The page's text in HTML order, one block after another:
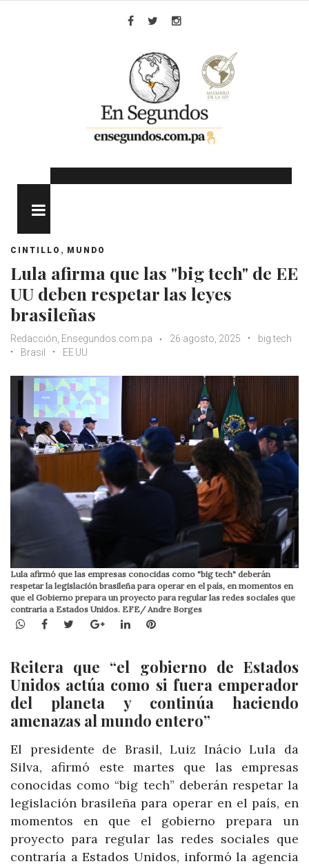
CINTILLO , MUNDO
Lula afirma que las "big tech" de EE
UU deben respetar las leyes
brasileñas
Redacción, Ensegundos.com.pa 26 agosto, 2025
big tech
Brasil
EE UU
Lula afirmó que las empresas conocidas como "big tech" deberán
respetar la legislación brasileña para operar en el país, en momentos en
que el Gobierno prepara un proyecto para regular las redes sociales que
contraría a Estados Unidos. EFE/ Andre Borges
WhatsApp
Facebook
TwitterGoogle+LinkedInPinterest
Reitera que “el gobierno de Estados
Unidos actúa como si fuera emperador
del planeta y continúa haciendo
amenazas al mundo entero”
El presidente de Brasil, Luiz Inácio Lula da
Silva, afirmó este martes que las empresas
conocidas como “big tech” deberán respetar la
legislación brasileña para operar en el país, en
momentos en que el gobierno prepara un
proyecto para regular las redes sociales que
contraría a Estados Unidos, informó la agencia